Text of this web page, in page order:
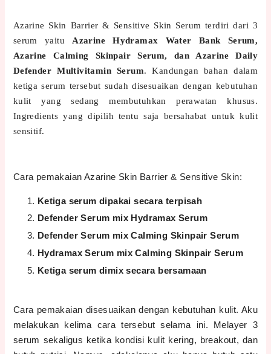
Azarine Skin Barrier & Sensitive Skin Serum terdiri dari 3
serum yaitu Azarine Hydramax Water Bank Serum,
Azarine Calming Skinpair Serum, dan Azarine Daily
Defender Multivitamin Serum. Kandungan bahan dalam
ketiga serum tersebut sudah disesuaikan dengan kebutuhan
kulit yang sedang membutuhkan perawatan khusus.
Ingredients yang dipilih tentu saja bersahabat untuk kulit
sensitif.
Cara pemakaian Azarine Skin Barrier & Sensitive Skin:
Ketiga serum dipakai secara terpisah
Defender Serum mix Hydramax Serum
Defender Serum mix Calming Skinpair Serum
Hydramax Serum mix Calming Skinpair Serum
Ketiga serum dimix secara bersamaan
Cara pemakaian disesuaikan dengan kebutuhan kulit. Aku
melakukan kelima cara tersebut selama ini. Melayer 3
serum sekaligus ketika kondisi kulit kering, breakout, dan